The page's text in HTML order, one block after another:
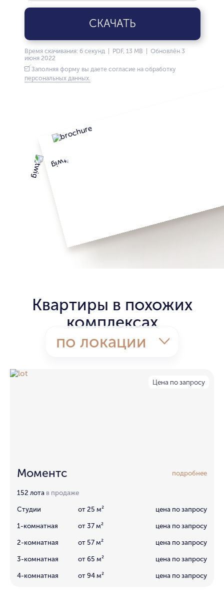
СКАЧАТЬ
Время скачивания: 6 секунд | PDF, 13 MB | Обновлён 3
июня 2022
Заполняя форму вы даете согласие на обработку
персональных данных.
Квартиры в похожих
комплексах
по локации
Цена по запросу
Моментс подробнее
152 лота в продаже
Студии от 25 м² цена по запросу
1-комнатная от 37 м² цена по запросу
2-комнатная от 57 м² цена по запросу
3-комнатная от 65 м² цена по запросу
4-комнатная от 94 м² цена по запросу